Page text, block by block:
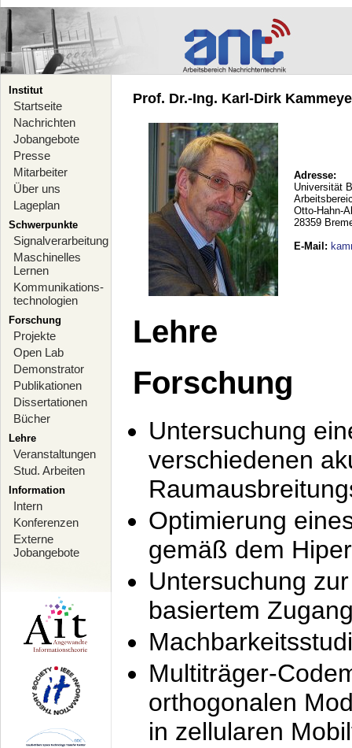
Institut
Startseite
Nachrichten
Jobangebote
Presse
Mitarbeiter
Über uns
Lageplan
Schwerpunkte
Signalverarbeitung
Maschinelles
Lernen
Kommunikations-
technologien
Forschung
Projekte
Open Lab
Demonstrator
Publikationen
Dissertationen
Bücher
Lehre
Veranstaltungen
Stud. Arbeiten
Information
Intern
Konferenzen
Externe
Jobangebote
Prof. Dr.-Ing. Karl-Dirk
Adresse:
Universität
Otto-Hahn-
28359
E-Mail :
Lehre
Forschung
Untersuchung
verschiedenen
Optimierung
gemäß dem
Untersuchung
basiertem
Multiträger-
orthogonalen
in zellularen